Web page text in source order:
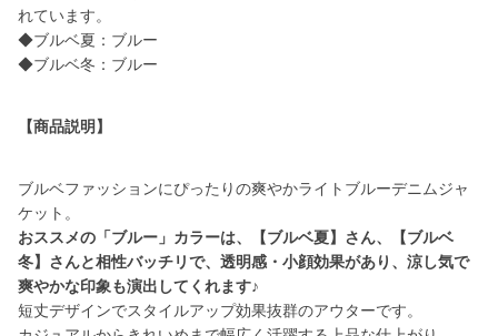
れています。
◆ブルベ夏：ブルー
◆ブルベ冬：ブルー
【商品説明】
ブルベファッションにぴったりの爽やかライトブルーデニムジャ
おススメの「ブルー」カラーは、【ブルベ夏】さん、【ブルベ
冬】さんと相性バッチリで、透明感・小顔効果があり、涼し気で
爽やかな印象も演出してくれます♪
短丈デザインでスタイルアップ効果抜群のアウターです。